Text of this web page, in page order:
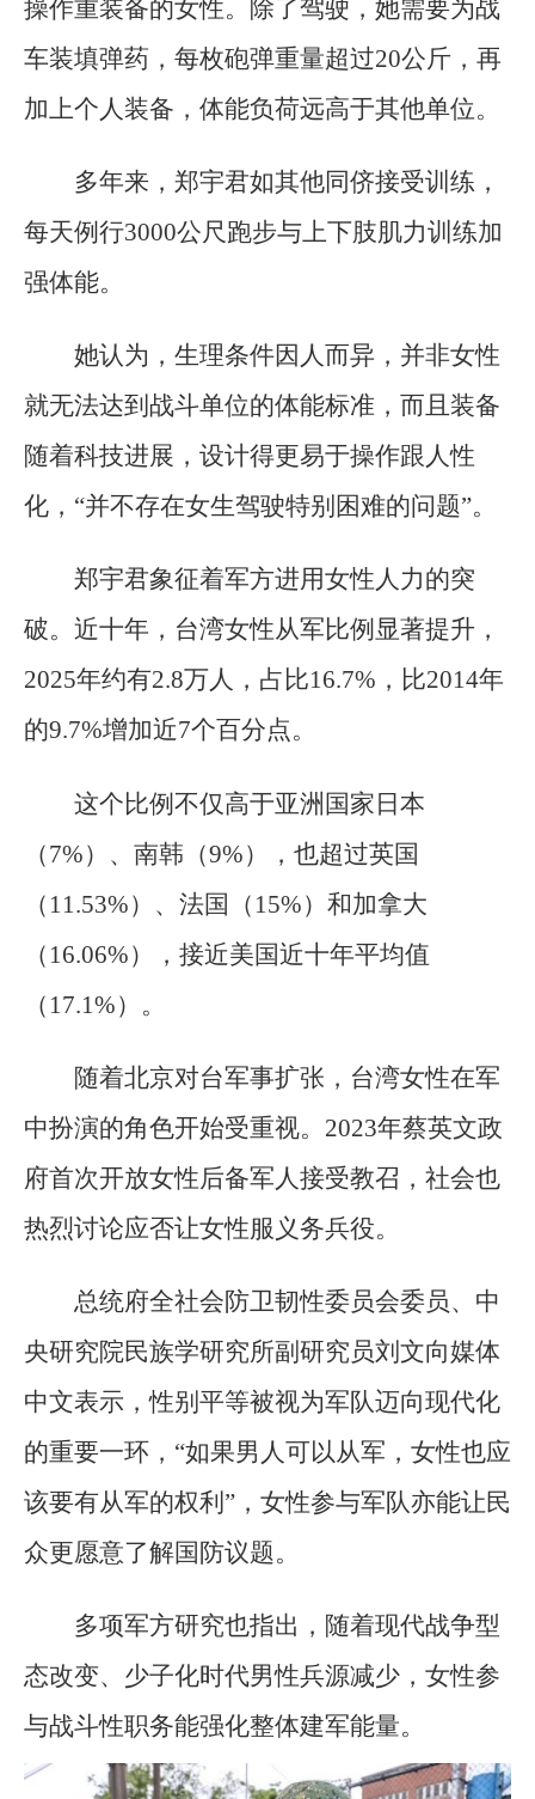
操作重装备的女性。除了驾驶，她需要为战
车装填弹药，每枚砲弹重量超过20公斤，再
加上个人装备，体能负荷远高于其他单位。
多年来，郑宇君如其他同侪接受训练，
每天例行3000公尺跑步与上下肢肌力训练加
强体能。
她认为，生理条件因人而异，并非女性
就无法达到战斗单位的体能标准，而且装备
随着科技进展，设计得更易于操作跟人性
化，“并不存在女生驾驶特别困难的问题”。
郑宇君象征着军方进用女性人力的突
破。近十年，台湾女性从军比例显著提升，
2025年约有2.8万人，占比16.7%，比2014年
的9.7%增加近7个百分点。
这个比例不仅高于亚洲国家日本
（7%）、南韩（9%），也超过英国
（11.53%）、法国（15%）和加拿大
（16.06%），接近美国近十年平均值
（17.1%）。
随着北京对台军事扩张，台湾女性在军
中扮演的角色开始受重视。2023年蔡英文政
府首次开放女性后备军人接受教召，社会也
热烈讨论应否让女性服义务兵役。
总统府全社会防卫韧性委员会委员、中
央研究院民族学研究所副研究员刘文向媒体
中文表示，性别平等被视为军队迈向现代化
的重要一环，“如果男人可以从军，女性也应
该要有从军的权利”，女性参与军队亦能让民
众更愿意了解国防议题。
多项军方研究也指出，随着现代战争型
态改变、少子化时代男性兵源减少，女性参
与战斗性职务能强化整体建军能量。